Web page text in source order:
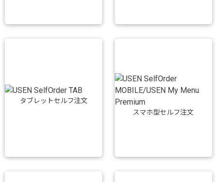
タブレットセルフ注文
スマホ型セルフ注文